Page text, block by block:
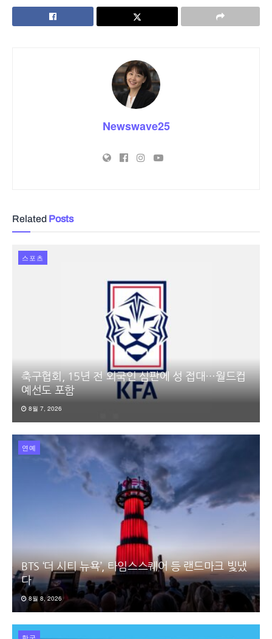
Newswave25
Related Posts
스포츠
축구협회, 15년 전 외국인 심판에 성 접대…월드컵
예선도 포함
8월 7, 2026
연예
BTS ‘더 시티 뉴욕’, 타임스스퀘어 등 랜드마크 빛냈
다
8월 8, 2026
한국